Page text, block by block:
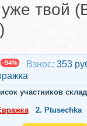
твой
-94% Взнос: 353
участников
2. Ptusechka